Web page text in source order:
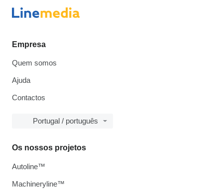
Empresa
Quem somos
Ajuda
Contactos
Portugal / português
Os nossos projetos
Autoline™
Machineryline™